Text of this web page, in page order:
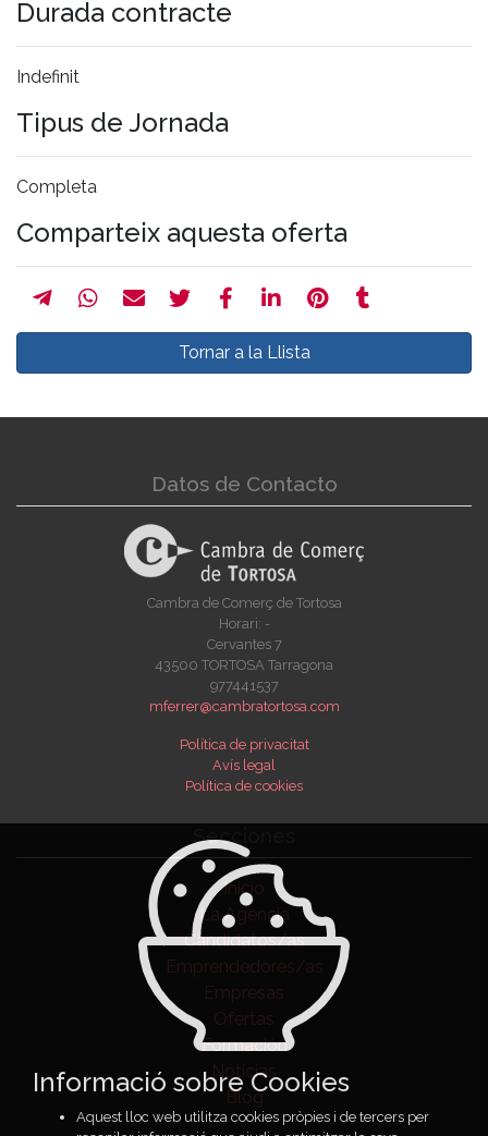
Durada contracte
Indefinit
Tipus de Jornada
Completa
Comparteix aquesta oferta
Tornar a la Llista
Datos de Contacto
Cambra de Comerç de Tortosa
Horari: -
Cervantes 7
43500 TORTOSA Tarragona
977441537
mferrer@cambratortosa.com
Política de privacitat
Avís legal
Política de cookies
Secciones
Inicio
La Agencia
Candidatos/as
Emprendedores/as
Empresas
Ofertas
Formación
Noticias
Blog
Informació sobre Cookies
Aquest lloc web utilitza cookies pròpies i de tercers per